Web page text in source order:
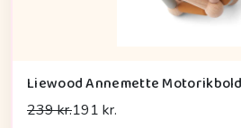
Liewood Annemette
239 kr.191 kr.